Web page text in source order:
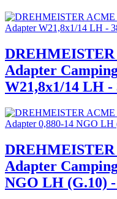
DREHMEISTER
Adapter
W21,8x1/14 LH -
DREHMEISTER
Adapter
NGO LH (G.10) -